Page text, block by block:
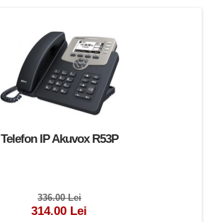
Telefon IP Akuvox R53P
336.00 Lei
314.00 Lei